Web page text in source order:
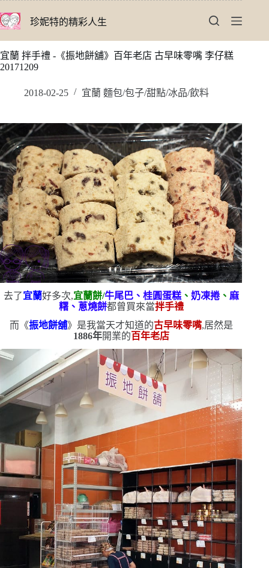
至
要
內
珍妮特的精彩人生
宜蘭 拌手禮 -《振地餅舖》百年老店 古早味零嘴 李仔糕
20171209
2018-02-25 宜蘭 麵包/包子/甜點/冰品/飲料
去了宜蘭好多次,宜蘭餅/牛尾巴、桂圓蛋糕、 奶凍捲、 麻
糬、蔥燒餅都曾買來當拌手禮
而《振地餅舖》是我當天才知道的古早味零嘴,居然是
1886年開業的百年老店